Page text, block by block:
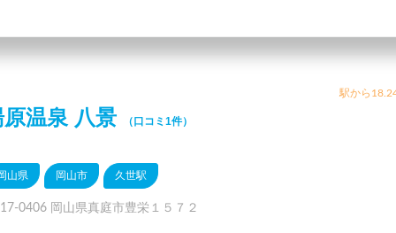
駅から
原温泉 八景 （口コミ1件）
山県 岡山市 久世駅
0406 岡山県真庭市豊栄１５７２